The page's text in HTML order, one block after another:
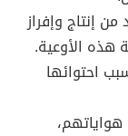
إنتاج وإفراز
هذه الأوعية.
احتوائها